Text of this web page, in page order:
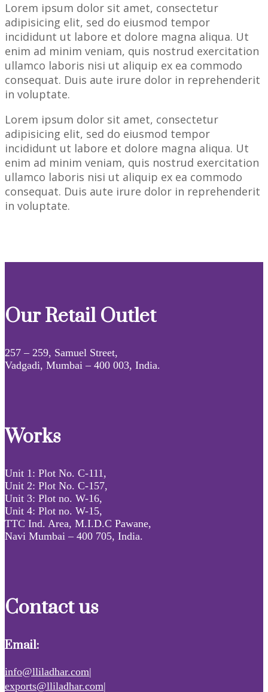
Lorem ipsum dolor sit amet, consectetur
adipisicing elit, sed do eiusmod tempor
incididunt ut labore et dolore magna aliqua. Ut
enim ad minim veniam, quis nostrud exercitation
ullamco laboris nisi ut aliquip ex ea commodo
consequat. Duis aute irure dolor in reprehenderit
in voluptate.
Lorem ipsum dolor sit amet, consectetur
adipisicing elit, sed do eiusmod tempor
incididunt ut labore et dolore magna aliqua. Ut
enim ad minim veniam, quis nostrud exercitation
ullamco laboris nisi ut aliquip ex ea commodo
consequat. Duis aute irure dolor in reprehenderit
in voluptate.
Our Retail Outlet
257 – 259, Samuel Street,
Vadgadi, Mumbai – 400 003, India.
Works
Unit 1: Plot No. C-111,
Unit 2: Plot No. C-157,
Unit 3: Plot no. W-16,
Unit 4: Plot no. W-15,
TTC Ind. Area, M.I.D.C Pawane,
Navi Mumbai – 400 705, India.
Contact us
Email:
info@lliladhar.com|
exports@lliladhar.com|